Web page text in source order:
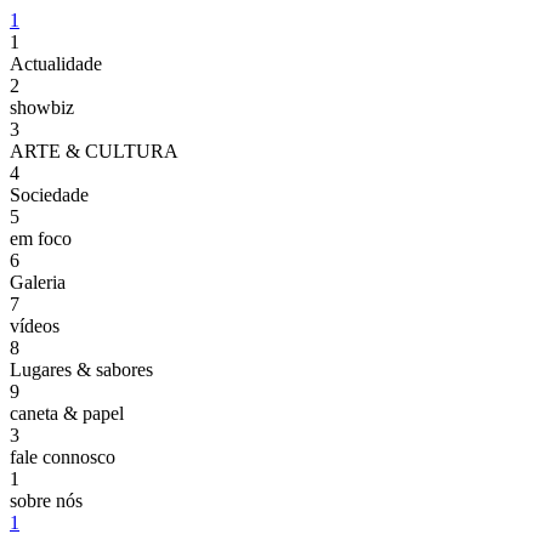
1
1
Actualidade
2
showbiz
3
ARTE & CULTURA
4
Sociedade
5
em foco
6
Galeria
7
vídeos
8
Lugares & sabores
9
caneta & papel
3
fale connosco
1
sobre nós
1